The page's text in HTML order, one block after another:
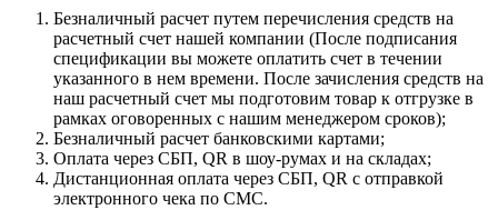
Безналичный расчет путем перечисления средств на
расчетный счет нашей компании (После подписания
спецификации вы можете оплатить счет в течении
указанного в нем времени. После зачисления средств на
наш расчетный счет мы подготовим товар к отгрузке в
рамках оговоренных с нашим менеджером сроков);
Безналичный расчет банковскими картами;
Оплата через СБП, QR в шоу-румах и на складах;
Дистанционная оплата через СБП, QR с отправкой
электронного чека по СМС.